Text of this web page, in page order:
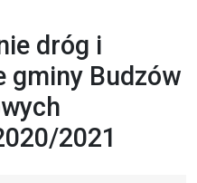
dróg i
gminy Budzów
2021